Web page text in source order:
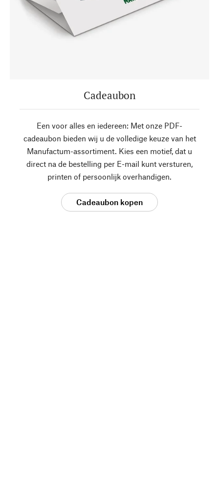
Cadeaubon
Een voor alles en iedereen: Met onze PDF-
cadeaubon bieden wij u de volledige keuze van het
Manufactum-assortiment. Kies een motief, dat u
direct na de bestelling per E-mail kunt versturen,
printen of persoonlijk overhandigen.
Cadeaubon kopen